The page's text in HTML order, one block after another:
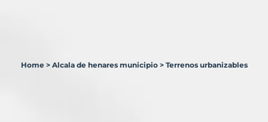
Home > Alcala de henares municipio > Terrenos urbanizables